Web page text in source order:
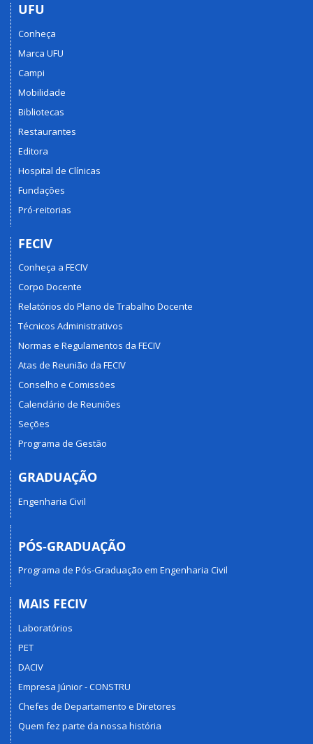
UFU
Conheça
Marca UFU
Campi
Mobilidade
Bibliotecas
Restaurantes
Editora
Hospital de Clínicas
Fundações
Pró-reitorias
FECIV
Conheça a FECIV
Corpo Docente
Relatórios do Plano de Trabalho Docente
Técnicos Administrativos
Normas e Regulamentos da FECIV
Atas de Reunião da FECIV
Conselho e Comissões
Calendário de Reuniões
Seções
Programa de Gestão
GRADUAÇÃO
Engenharia Civil
PÓS-GRADUAÇÃO
Programa de Pós-Graduação em Engenharia Civil
MAIS FECIV
Laboratórios
PET
DACIV
Empresa Júnior - CONSTRU
Chefes de Departamento e Diretores
Quem fez parte da nossa história